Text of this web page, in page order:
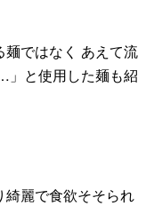
ではなく あえて流
」と使用した麺も紹
綺麗で食欲そそられ